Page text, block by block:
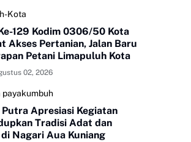
Kota
129 Kodim 0306/50 Kota
Akses Pertanian, Jalan Baru
Petani Limapuluh Kota
02, 2026
payakumbuh
Apresiasi Kegiatan
Tradisi Adat dan
Nagari Aua Kuniang